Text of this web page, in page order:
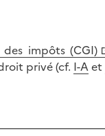
impôts (CGI)
privé (cf. I-Aet